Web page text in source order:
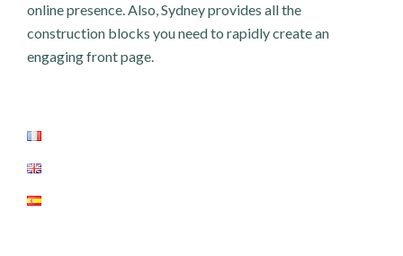
online presence. Also, Sydney provides all the
construction blocks you need to rapidly create an
engaging front page.